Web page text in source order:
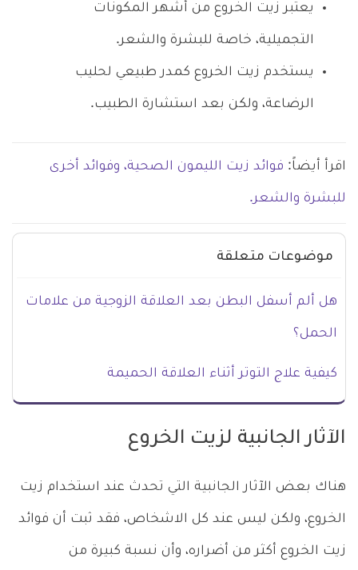
يعتبر زيت الخروع من أشهر المكونات
التجميلية، خاصة للبشرة والشعر.
يستخدم زيت الخروع كمدر طبيعي لحليب
الرضاعة، ولكن بعد استشارة الطبيب.
اقرأ أيضاً: فوائد زيت الليمون الصحية، وفوائد أخرى
للبشرة والشعر.
موضوعات متعلقة
هل ألم أسفل البطن بعد العلاقة الزوجية من علامات
الحمل؟
كيفية علاج التوتر أثناء العلاقة الحميمة
الآثار الجانبية لزيت الخروع
هناك بعض الآثار الجانبية التي تحدث عند استخدام زيت
الخروع، ولكن ليس عند كل الاشخاص، فقد ثبت أن فوائد
زيت الخروع أكثر من أضراره، وأن نسبة كبيرة من